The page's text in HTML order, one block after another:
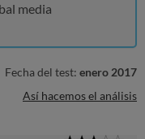
media
Fecha del test: enero 2017
Así hacemos el análisis